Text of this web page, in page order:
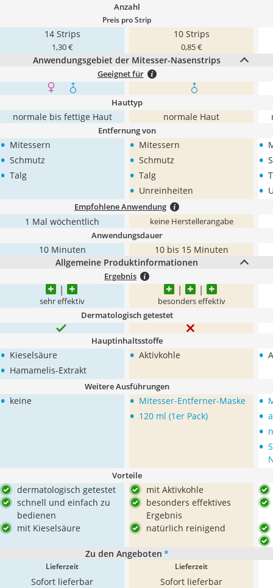
Anzahl
Preis pro Strip
14 Strips
1,30 €
10 Strips
0,85 €
Anwendungsgebiet der Mitesser-Nasenstrips
Geeignet für
Hauttyp
normale bis fettige Haut normale Haut
Entfernung von
• Mitessern
• Schmutz
• Talg
• Mitessern
• Schmutz
• Talg
• Unreinheiten
•
•
•
•
Empfohlene Anwendung
1 Mal wöchentlich keine Herstellerangabe
Anwendungsdauer
10 Minuten
10 bis 15 Minuten
Allgemeine Produktinformationen
Ergebnis
sehr effektiv besonders effektiv
Dermatologisch getestet
Hauptinhaltsstoffe
• Kieselsäure
• Hamamelis-Extrakt
• Aktivkohle •
Weitere Ausführungen
• keine • Mitesser-Entferner-Maske
• 120 ml (1er Pack)
•
•
•
•
Vorteile
dermatologisch getestet
schnell und einfach zu
bedienen
mit Kieselsäure
mit Aktivkohle
besonders effektives
Ergebnis
natürlich reinigend
Zu den Angeboten *
Lieferzeit
Sofort lieferbar
Lieferzeit
Sofort lieferbar